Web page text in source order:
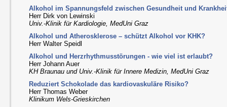
Alkohol im Spannungsfeld zwischen Gesundheit und
Herr Dirk von Lewinski
Univ.-Klinik für Kardiologie, MedUni Graz
Alkohol und Atherosklerose – schützt Alkohol vor KHK?
Herr Walter Speidl
Alkohol und Herzrhythmusstörungen - wie viel ist erlaubt?
Herr Johann Auer
KH Braunau und Univ.-Klinik für Innere Medizin, MedUni Graz
Reduziert Schokolade das kardiovaskuläre Risiko?
Herr Thomas Weber
Klinikum Wels-Grieskirchen